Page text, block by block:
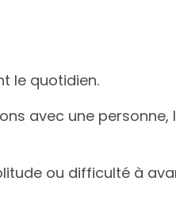
le quotidien.
avec une
ou difficulté à